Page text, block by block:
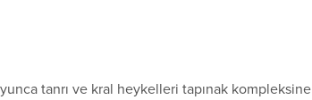
tanrı ve kral heykelleri tapınak kompleksine